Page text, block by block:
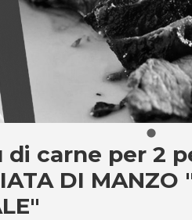
di carne per
di carne per 2
DI MANZO